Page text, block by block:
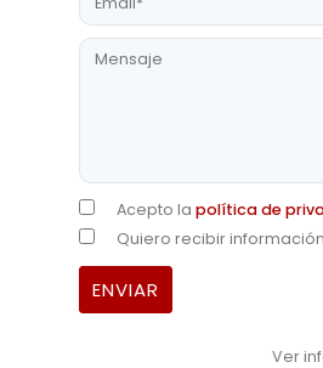
Acepto la política de
Quiero recibir
Ver